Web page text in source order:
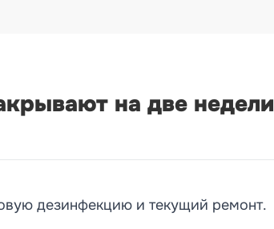
на две недели
дезинфекцию и текущий ремонт.